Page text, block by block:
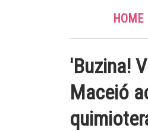
HOME
'Buzina!
Maceió